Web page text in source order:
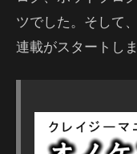
ツでした。そして
連載がスタートしま